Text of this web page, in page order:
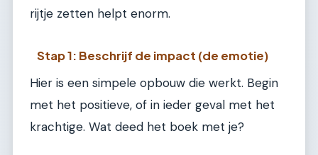
rijtje zetten helpt enorm.
Stap 1: Beschrijf de impact (de emotie)
Hier is een simpele opbouw die werkt. Begin
met het positieve, of in ieder geval met het
krachtige. Wat deed het boek met je?